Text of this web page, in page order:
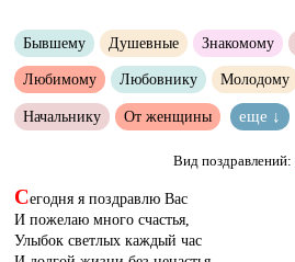
Бывшему Душевные Знакомому
Любимому Любовнику Молодому
Начальнику От женщины еще ↓
Вид поздравлений:
Сегодня я поздравлю Вас
И пожелаю много счастья,
Улыбок светлых каждый час